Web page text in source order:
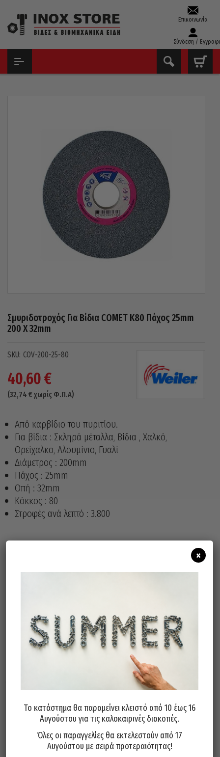
Επικοινωνία
Σύνδεση /
Σμυριδοτροχός Για Βίδια COMET Κ80 Πάχος 25mm
200 X 32mm
COV-200-25-80
40,60€
(32,74 € χωρίς Φ.Π.Α)
Από καρβίδιο του πυριτίου.
Για βίδια : Σκληρά μέταλλα, Βίδια , Χαλκό,
Ορείχαλκο, Αλουμίνιο, Γυαλί
Διάμετρος : 200mm
Πάχος : 25mm
Οπή : 32mm
Κόκκος : 80
Στροφές ανά λεπτό : 3.800
Διαθεσιμότητα: Άμεσα διαθέσιμο
Σχετικά προϊόντα
Το κατάστημα θα παραμείνει κλειστό από 10 έως 16
Αυγούστου για τις καλοκαιρινές διακοπές.
Όλες οι παραγγελίες θα εκτελεστούν από 17
Αυγούστου με σειρά προτεραιότητας!
×